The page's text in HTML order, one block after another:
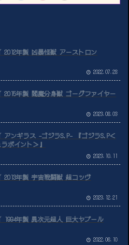
2012年製 凶暴怪獣 アーストロン
2022.07.28
2015年製 閻魔分身獣 ゴーグファイヤー
2023.08.03
アンギラス -ゴジラS.P- 『ゴジラS.P＜
ポイント＞』
2023.10.11
2013年製 宇宙戦闘獣 超コッヴ
2023.12.21
1994年製 異次元超人 巨大ヤプール
2022.06.10